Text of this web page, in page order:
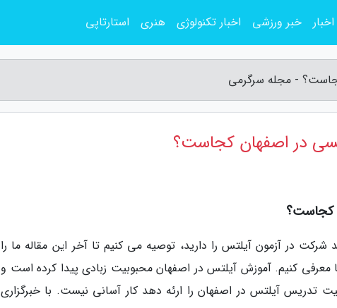
- مجله سرگرمی
در اصفهان کجاست؟
کجاست؟
در آزمون آیلتس را دارید، توصیه می کنیم تا آخر این مقاله ما را
معرفی کنیم. آموزش آیلتس در اصفهان محبوبیت زبادی پیدا کرده است و
تدریس آیلتس در اصفهان را ارئه دهد کار آسانی نیست. با خبرگزاری
اخبار خبر ورزشی اخبار تکنولوژی هنری استارتاپی